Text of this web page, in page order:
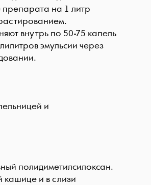
препарата на 1 литр
внутрь по 50-75 капель
эмульсии через
и
полидиметилсилоксан.
кашице и в слизи